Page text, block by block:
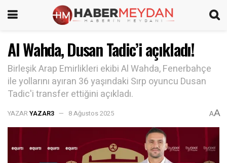
Al Wahda, Dusan Tadic’i açıkladı!
Birleşik Arap Emirlikleri ekibi Al Wahda, Fenerbahçe
ile yollarını ayıran 36 yaşındaki Sırp oyuncu Dusan
Tadic'i transfer ettiğini açıkladı.
YAZAR YAZAR3 8 Ağustos 2025 AA